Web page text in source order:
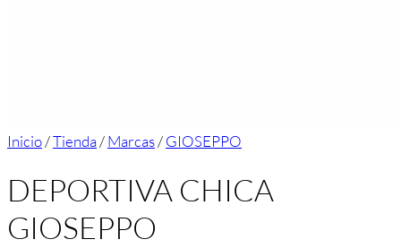
Inicio/Tienda/Marcas/GIOSEPPO
DEPORTIVA CHICA
GIOSEPPO